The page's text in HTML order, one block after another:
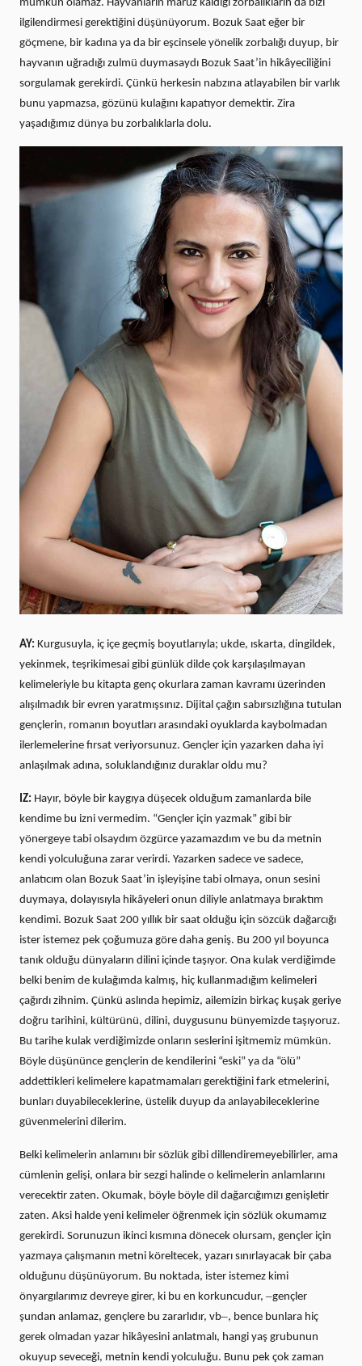
mümkün olamaz. Hayvanların maruz kaldığı zorbalıkların da bizi
ilgilendirmesi gerektiğini düşünüyorum. Bozuk Saat eğer bir
göçmene, bir kadına ya da bir eşcinsele yönelik zorbalığı duyup, bir
hayvanın uğradığı zulmü duymasaydı Bozuk Saat’in hikâyeciliğini
sorgulamak gerekirdi. Çünkü herkesin nabzına atlayabilen bir varlık
bunu yapmazsa, gözünü kulağını kapatıyor demektir. Zira
yaşadığımız dünya bu zorbalıklarla dolu.
AY: Kurgusuyla, iç içe geçmiş boyutlarıyla; ukde, ıskarta, dingildek,
yekinmek, teşrikimesai gibi günlük dilde çok karşılaşılmayan
kelimeleriyle bu kitapta genç okurlara zaman kavramı üzerinden
alışılmadık bir evren yaratmışsınız. Dijital çağın sabırsızlığına tutulan
gençlerin, romanın boyutları arasındaki oyuklarda kaybolmadan
ilerlemelerine fırsat veriyorsunuz. Gençler için yazarken daha iyi
anlaşılmak adına, soluklandığınız duraklar oldu mu?
IZ: Hayır, böyle bir kaygıya düşecek olduğum zamanlarda bile
kendime bu izni vermedim. “Gençler için yazmak” gibi bir
yönergeye tabi olsaydım özgürce yazamazdım ve bu da metnin
kendi yolculuğuna zarar verirdi. Yazarken sadece ve sadece,
anlatıcım olan Bozuk Saat’in işleyişine tabi olmaya, onun sesini
duymaya, dolayısıyla hikâyeleri onun diliyle anlatmaya bıraktım
kendimi. Bozuk Saat 200 yıllık bir saat olduğu için sözcük dağarcığı
ister istemez pek çoğumuza göre daha geniş. Bu 200 yıl boyunca
tanık olduğu dünyaların dilini içinde taşıyor. Ona kulak verdiğimde
belki benim de kulağımda kalmış, hiç kullanmadığım kelimeleri
çağırdı zihnim. Çünkü aslında hepimiz, ailemizin birkaç kuşak geriye
doğru tarihini, kültürünü, dilini, duygusunu bünyemizde taşıyoruz.
Bu tarihe kulak verdiğimizde onların seslerini işitmemiz mümkün.
Böyle düşününce gençlerin de kendilerini “eski” ya da “ölü”
addettikleri kelimelere kapatmamaları gerektiğini fark etmelerini,
bunları duyabileceklerine, üstelik duyup da anlayabileceklerine
güvenmelerini dilerim.
Belki kelimelerin anlamını bir sözlük gibi dillendiremeyebilirler, ama
cümlenin gelişi, onlara bir sezgi halinde o kelimelerin anlamlarını
verecektir zaten. Okumak, böyle böyle dil dağarcığımızı genişletir
zaten. Aksi halde yeni kelimeler öğrenmek için sözlük okumamız
gerekirdi. Sorunuzun ikinci kısmına dönecek olursam, gençler için
yazmaya çalışmanın metni köreltecek, yazarı sınırlayacak bir çaba
olduğunu düşünüyorum. Bu noktada, ister istemez kimi
önyargılarımız devreye girer, ki bu en korkuncudur, –gençler
şundan anlamaz, gençlere bu zararlıdır, vb–, bence bunlara hiç
gerek olmadan yazar hikâyesini anlatmalı, hangi yaş grubunun
okuyup seveceği, metnin kendi yolculuğu. Bunu pek çok zaman